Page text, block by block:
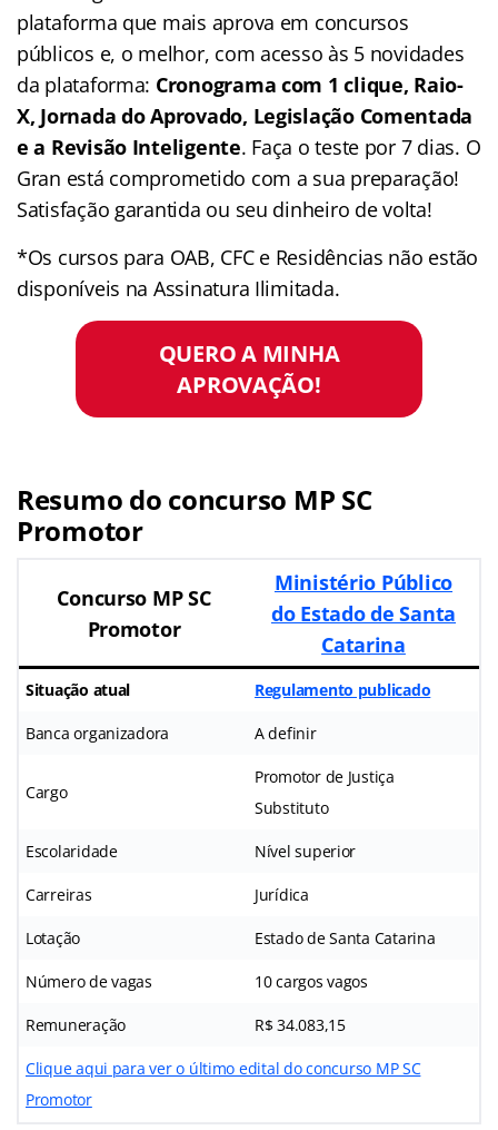
plataforma que mais aprova em concursos
públicos e, o melhor, com acesso às 5 novidades
da plataforma: Cronograma com 1 clique, Raio-
X, Jornada do Aprovado, Legislação Comentada
e a Revisão Inteligente. Faça o teste por 7 dias. O
Gran está comprometido com a sua preparação!
Satisfação garantida ou seu dinheiro de volta!
*Os cursos para OAB, CFC e Residências não estão
disponíveis na Assinatura Ilimitada.
QUERO A MINHA
APROVAÇÃO!
Resumo do concurso MP SC
Promotor
Concurso MP SC
Promotor
Ministério Público
do Estado de Santa
Catarina
Situação atual Regulamento publicado
Banca organizadora A definir
Cargo
Promotor de Justiça
Substituto
Escolaridade Nível superior
Carreiras Jurídica
Lotação Estado de Santa Catarina
Número de vagas 10 cargos vagos
Remuneração R$ 34.083,15
Clique aqui para ver o último edital do concurso MP SC
Promotor